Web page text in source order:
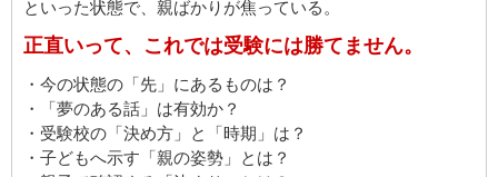
といった状態で、親ばかりが焦っている。
正直いって、これでは受験には勝てません。
・今の状態の「先」にあるものは？
・「夢のある話」は有効か？
・受験校の「決め方」と「時期」は？
・子どもへ示す「親の姿勢」とは？